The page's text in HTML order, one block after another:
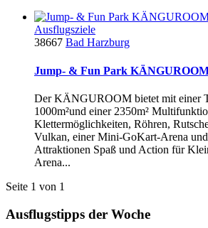
Ausflugsziele
38667 Bad Harzburg
Jump- & Fun Park
Der KÄNGUROOM bietet mit einer
1000m²und einer 2350m²
Klettermöglichkeiten, Röhren,
Vulkan, einer Mini-GoKart-Arena
Attraktionen Spaß und Action für
Arena...
Seite 1 von 1
Ausflugstipps der Woche